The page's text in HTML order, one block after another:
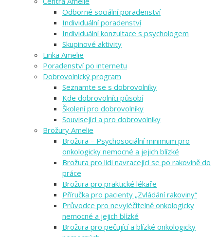
Odborné sociální poradenství
Individuální poradenství
Individuální konzultace s psychologem
Skupinové aktivity
Linka Amelie
Poradenství po internetu
Dobrovolnický program
Seznamte se s dobrovolníky
Kde dobrovolníci působí
Školení pro dobrovolníky
Související a pro dobrovolníky
Brožury Amelie
Brožura – Psychosociální minimum pro
onkologicky nemocné a jejich blízké
Brožura pro lidi navracející se po rakovině do
práce
Brožura pro praktické lékaře
Příručka pro pacienty „Zvládání rakoviny“
Průvodce pro nevyléčitelně onkologicky
nemocné a jejich blízké
Brožura pro pečující a blízké onkologicky